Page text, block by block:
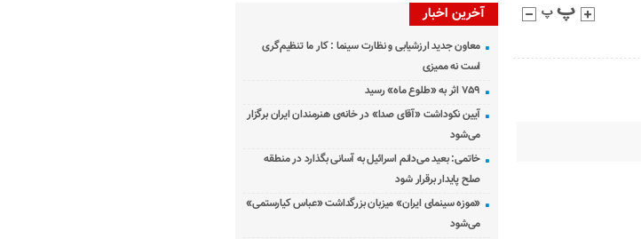
آخرین اخبار
معاون جدید ارزشیابی و نظارت سینما : کار ما تنظیم‌گری
است نه ممیزی
۷۵۹ اثر به «طلوع ماه» رسید
آیین نکوداشت «آقای صدا» در خانه‌ی هنرمندان ایران برگزار
می‌شود
خاتمی: بعید می‌دانم اسرائیل به آسانی بگذارد در منطقه
صلح پایدار برقرار شود
«موزه سینمای ایران» میزبان بزرگداشت «عباس کیارستمی»
می‌شود